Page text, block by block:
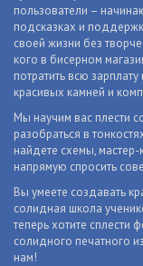
пользователи –
подсказках и
своей жизни без
кого в бисерном
потратить всю
красивых камней и
Мы научим вас плести
разобраться в
найдете схемы,
напрямую спросить
Вы умеете создавать
солидная школа
теперь хотите сплести
солидного печатного
нам!